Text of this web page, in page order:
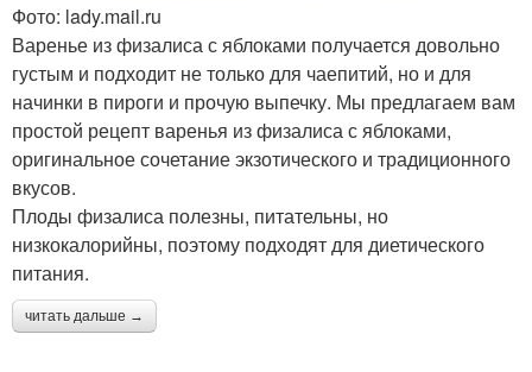
Фото: lady.mail.ru
Варенье из физалиса с яблоками получается довольно
густым и подходит не только для чаепитий, но и для
начинки в пироги и прочую выпечку. Мы предлагаем вам
простой рецепт варенья из физалиса с яблоками,
оригинальное сочетание экзотического и традиционного
вкусов.
Плоды физалиса полезны, питательны, но
низкокалорийны, поэтому подходят для диетического
питания.
читать дальше →